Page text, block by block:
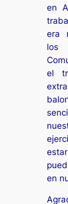
en
era
los
el
en